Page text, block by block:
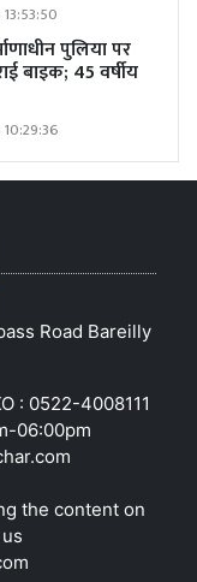
पुलिया पर
बाइक; 45 वर्षीय
Road Bareilly
: 0522-4008111
06:00pm
the content on